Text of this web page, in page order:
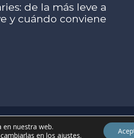
de la más leve a
y cuándo conviene
tu sonrisa antes
o
nuestra web.
en losajustes.